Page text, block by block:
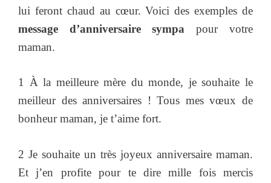
lui feront chaud au cœur. Voici des exemples de
message d’anniversaire sympa pour votre
maman.
1 À la meilleure mère du monde, je souhaite le
meilleur des anniversaires ! Tous mes vœux de
bonheur maman, je t’aime fort.
2 Je souhaite un très joyeux anniversaire maman.
Et j’en profite pour te dire mille fois mercis